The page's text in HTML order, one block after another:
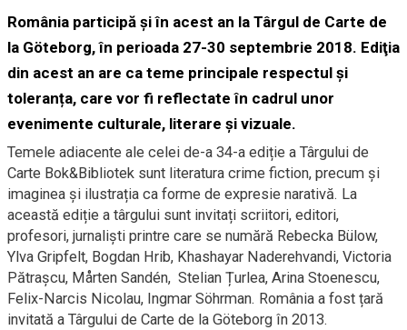
România participă şi în acest an la Târgul de Carte de
la Göteborg, în perioada 27-30 septembrie 2018. Ediţia
din acest an are ca teme principale respectul și
toleranța, care vor fi reflectate în cadrul unor
evenimente culturale, literare și vizuale.
Temele adiacente ale celei de-a 34-a ediție a Târgului de
Carte Bok&Bibliotek sunt literatura crime fiction, precum și
imaginea și ilustrația ca forme de expresie narativă. La
această ediție a târgului sunt invitați scriitori, editori,
profesori, jurnaliști printre care se numără Rebecka Bülow,
Ylva Gripfelt, Bogdan Hrib, Khashayar Naderehvandi, Victoria
Pătrașcu, Mårten Sandén, Stelian Țurlea, Arina Stoenescu,
Felix-Narcis Nicolau, Ingmar Söhrman. România a fost țară
invitată a Târgului de Carte de la Göteborg în 2013.